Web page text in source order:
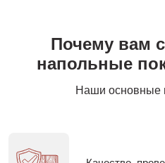
Почему вам
напольные
Наши основные